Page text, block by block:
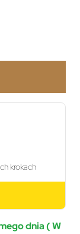
dnia ( W